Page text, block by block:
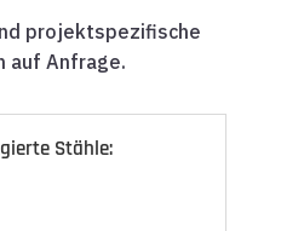
projektspezifische
auf Anfrage.
Stähle: